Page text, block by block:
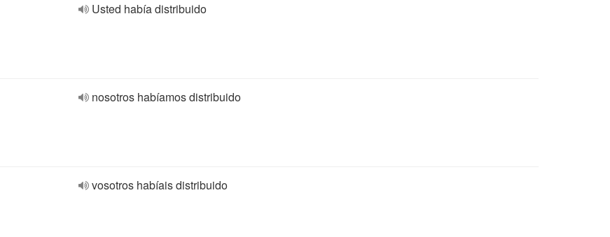
Usted había distribuido
nosotros habíamos distribuido
vosotros habíais distribuido